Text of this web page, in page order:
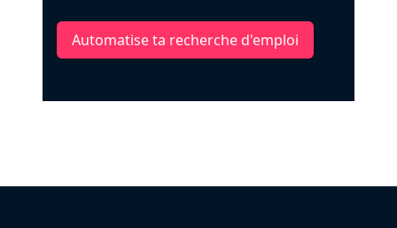
Automatise ta recherche d'emploi